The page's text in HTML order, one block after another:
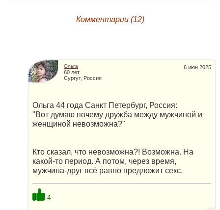
Комментарии (12)
6 июн 2025
Ольга
60 лет
Сургут, Россия
Ольга 44 года Санкт Петербург, Россия:
"Вот думаю почему дружба между мужчиной и
женщиной невозможна?"
Кто сказал, что невозможна?! Возможна. На
какой-то период. А потом, через время,
мужчина-друг всё равно предложит cекc.
4